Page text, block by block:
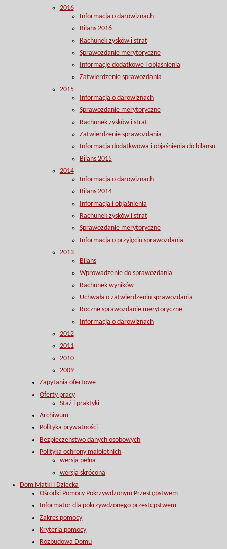
2016
Informacja o darowiznach
Bilans 2016
Rachunek zysków i strat
Sprawozdanie merytoryczne
Informacje dodatkowe i objaśnienia
Zatwierdzenie sprawozdania
2015
Informacja o darowiznach
Sprawozdanie merytoryczne
Rachunek zysków i strat
Zatwierdzenie sprawozdania
Informacja dodatkwowa i objaśnienia do bilansu
Bilans 2015
2014
Informacja o darowiznach
Bilans 2014
Informacja i objaśnienia
Rachunek zysków i strat
Sprawozdanie merytoryczne
Informacja o przyjęciu sprawozdania
2013
Bilans
Wprowadzenie do sprawozdania
Rachunek wyników
Uchwała o zatwierdzeniu sprawozdania
Roczne sprawozdanie merytoryczne
Informacja o darowiznach
2012
2011
2010
2009
Zapytania ofertowe
Oferty pracy
Staż i praktyki
Archiwum
Polityka prywatności
Bezpieczeństwo danych osobowych
Polityka ochrony małoletnich
wersja pełna
wersja skrócona
Dom Matki i Dziecka
Ośrodki Pomocy Pokrzywdzonym Przestępstwem
Informator dla pokrzywdzonego przestępstwem
Zakres pomocy
Kryteria pomocy
Rozbudowa Domu